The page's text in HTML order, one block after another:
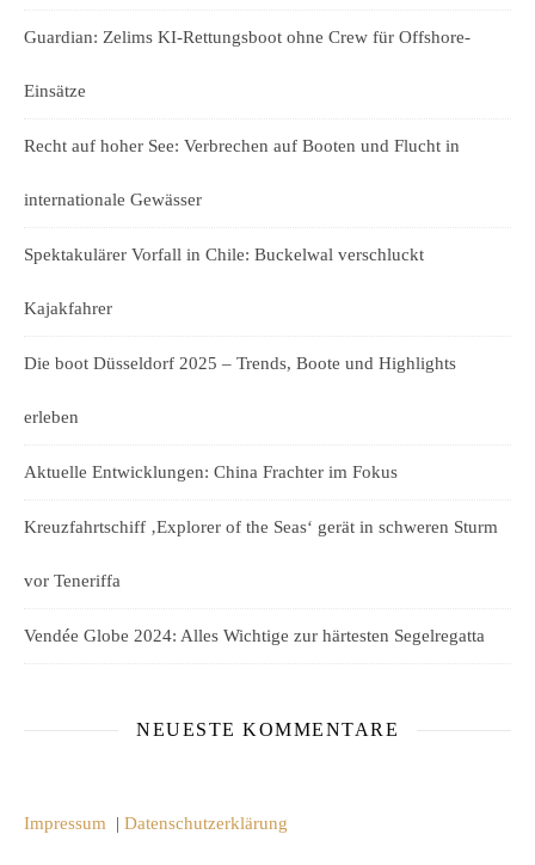
Guardian: Zelims KI-Rettungsboot ohne Crew für Offshore-
Einsätze
Recht auf hoher See: Verbrechen auf Booten und Flucht in
internationale Gewässer
Spektakulärer Vorfall in Chile: Buckelwal verschluckt
Kajakfahrer
Die boot Düsseldorf 2025 – Trends, Boote und Highlights
erleben
Aktuelle Entwicklungen: China Frachter im Fokus
Kreuzfahrtschiff ‚Explorer of the Seas‘ gerät in schweren Sturm
vor Teneriffa
Vendée Globe 2024: Alles Wichtige zur härtesten Segelregatta
NEUESTE KOMMENTARE
Impressum | Datenschutzerklärung